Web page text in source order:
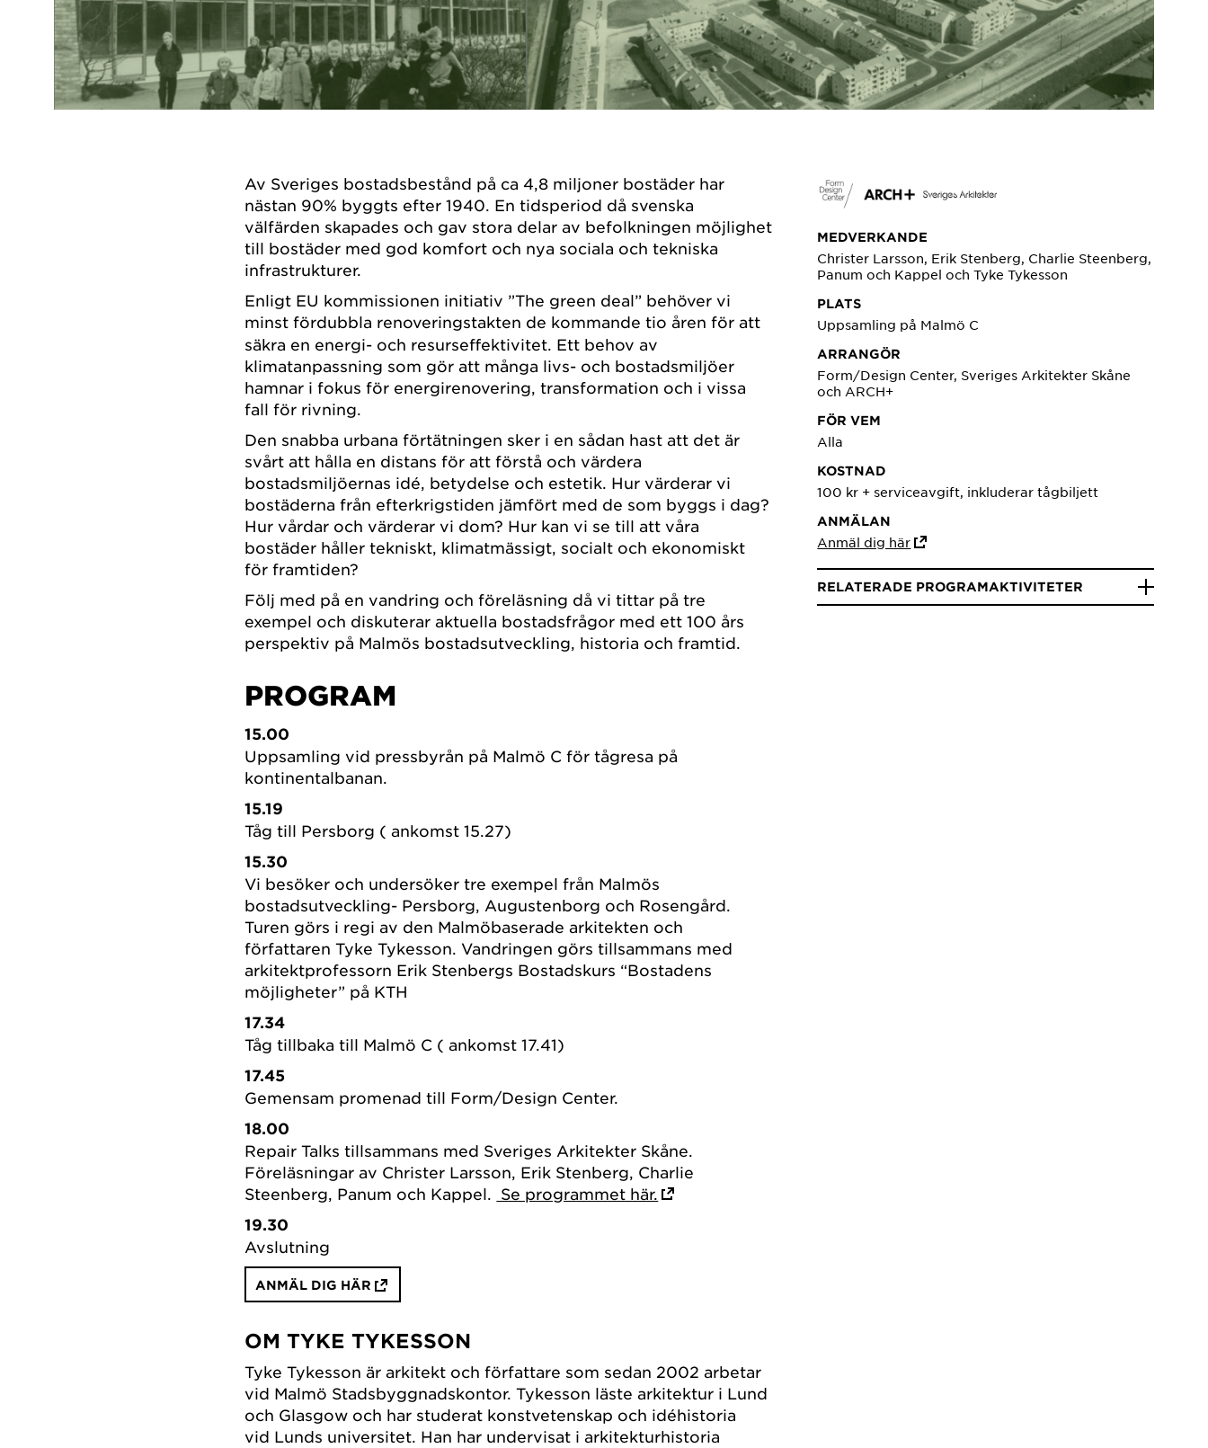
Av Sveriges bostadsbestånd på ca 4,8 miljoner bostäder har
nästan 90% byggts efter 1940. En tidsperiod då svenska
välfärden skapades och gav stora delar av befolkningen möjlighet
till bostäder med god komfort och nya sociala och tekniska
infrastrukturer.
Enligt EU kommissionen initiativ ”The green deal” behöver vi
minst fördubbla renoveringstakten de kommande tio åren för att
säkra en energi- och resurseffektivitet. Ett behov av
klimatanpassning som gör att många livs- och bostadsmiljöer
hamnar i fokus för energirenovering, transformation och i vissa
fall för rivning.
Den snabba urbana förtätningen sker i en sådan hast att det är
svårt att hålla en distans för att förstå och värdera
bostadsmiljöernas idé, betydelse och estetik. Hur värderar vi
bostäderna från efterkrigstiden jämfört med de som byggs i dag?
Hur vårdar och värderar vi dom? Hur kan vi se till att våra
bostäder håller tekniskt, klimatmässigt, socialt och ekonomiskt
för framtiden?
Följ med på en vandring och föreläsning då vi tittar på tre
exempel och diskuterar aktuella bostadsfrågor med ett 100 års
perspektiv på Malmös bostadsutveckling, historia och framtid.
PROGRAM
15.00
Uppsamling vid pressbyrån på Malmö C för tågresa på
kontinentalbanan.
15.19
Tåg till Persborg ( ankomst 15.27)
15.30
Vi besöker och undersöker tre exempel från Malmös
bostadsutveckling- Persborg, Augustenborg och Rosengård.
Turen görs i regi av den Malmöbaserade arkitekten och
författaren Tyke Tykesson. Vandringen görs tillsammans med
arkitektprofessorn Erik Stenbergs Bostadskurs “Bostadens
möjligheter” på KTH
17.34
Tåg tillbaka till Malmö C ( ankomst 17.41)
17.45
Gemensam promenad till Form/Design Center.
18.00
Repair Talks tillsammans med Sveriges Arkitekter Skåne.
Föreläsningar av Christer Larsson, Erik Stenberg, Charlie
Steenberg, Panum och Kappel. Se programmet här.
19.30
Avslutning
ANMÄL DIG HÄR
OM TYKE TYKESSON
Tyke Tykesson är arkitekt och författare som sedan 2002 arbetar
vid Malmö Stadsbyggnadskontor. Tykesson läste arkitektur i Lund
och Glasgow och har studerat konstvetenskap och idéhistoria
vid Lunds universitet. Han har undervisat i arkitekturhistoria
MEDVERKANDE
Christer Larsson, Erik Stenberg, Charlie Steenberg,
Panum och Kappel och Tyke Tykesson
PLATS
Uppsamling på Malmö C
ARRANGÖR
Form/Design Center, Sveriges Arkitekter Skåne
och ARCH+
FÖR VEM
Alla
KOSTNAD
100 kr + serviceavgift, inkluderar tågbiljett
ANMÄLAN
Anmäl dig här
RELATERADE PROGRAMAKTIVITETER